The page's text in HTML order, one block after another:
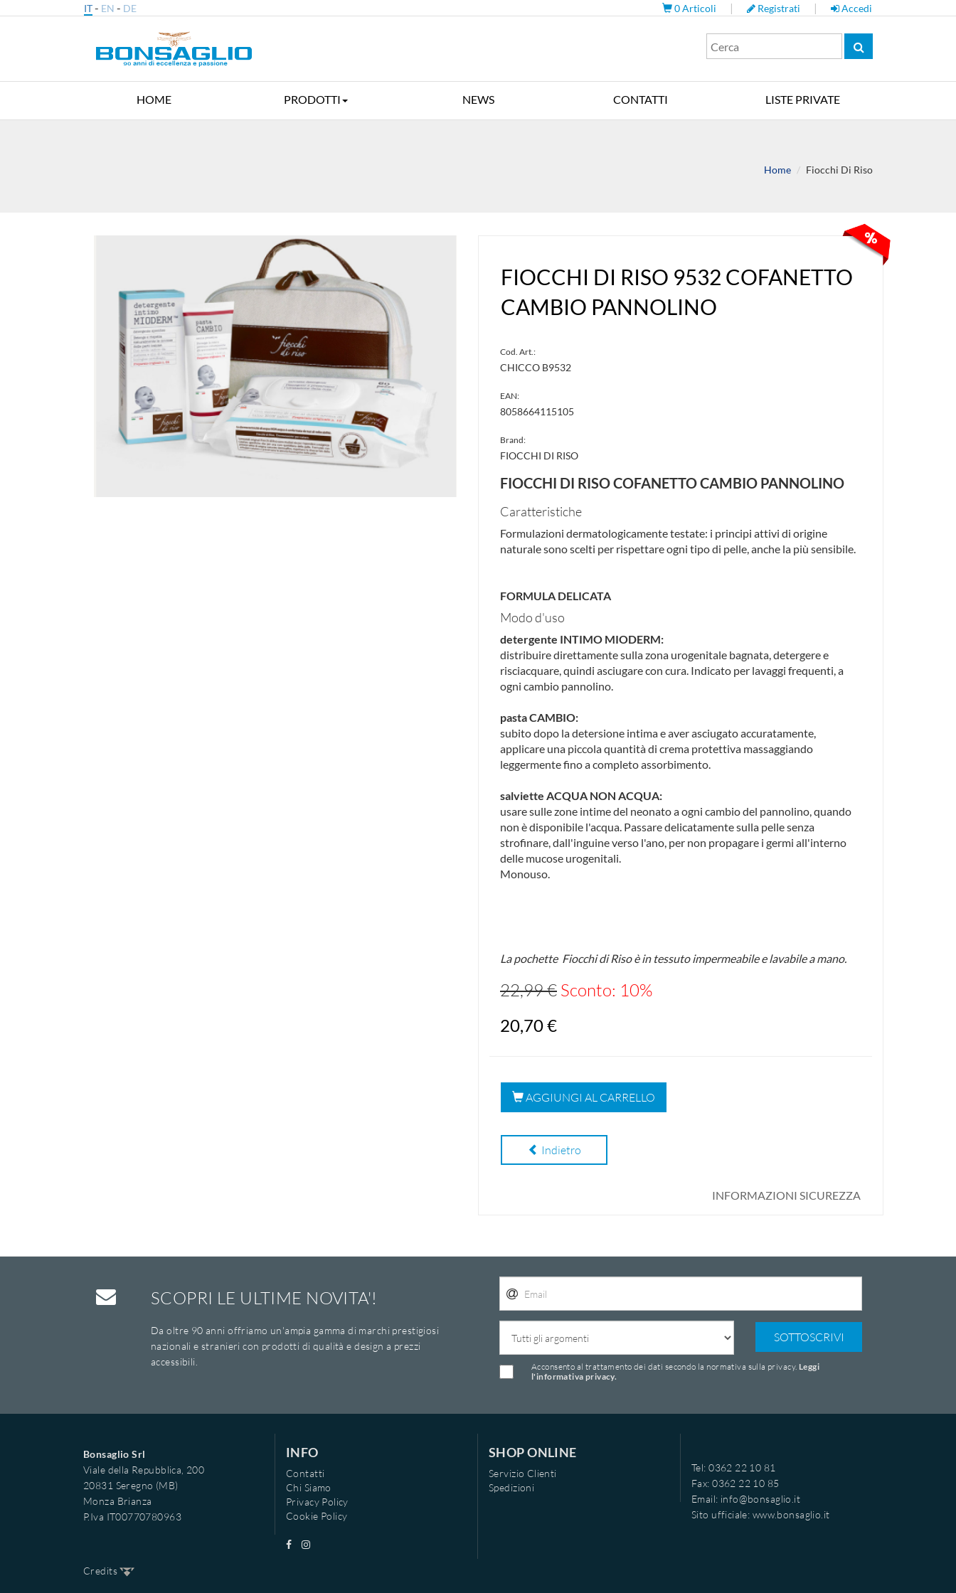
IT- EN - DE 0Articoli | Registrati | Accedi
HOME PRODOTTI NEWS CONTATTI LISTE PRIVATE
Home Fiocchi Di Riso
FIOCCHI DI RISO 9532 COFANETTO
CAMBIO PANNOLINO
Cod. Art.:
CHICCO B9532
EAN:
8058664115105
Brand:
FIOCCHI DI RISO
FIOCCHI DI RISO COFANETTO CAMBIO PANNOLINO
Caratteristiche
Formulazioni dermatologicamente testate: i principi attivi di origine
naturale sono scelti per rispettare ogni tipo di pelle, anche la più sensibile.
FORMULA DELICATA
Modo d'uso
detergente INTIMO MIODERM:
distribuire direttamente sulla zona urogenitale bagnata, detergere e
risciacquare, quindi asciugare con cura. Indicato per lavaggi frequenti, a
ogni cambio pannolino.
pasta CAMBIO:
subito dopo la detersione intima e aver asciugato accuratamente,
applicare una piccola quantità di crema protettiva massaggiando
leggermente fino a completo assorbimento.
salviette ACQUA NON ACQUA:
usare sulle zone intime del neonato a ogni cambio del pannolino, quando
non è disponibile l'acqua. Passare delicatamente sulla pelle senza
strofinare, dall'inguine verso l'ano, per non propagare i germi all'interno
delle mucose urogenitali.
Monouso.
La pochette Fiocchi di Riso è in tessuto impermeabile e lavabile a mano.
22,99 € Sconto: 10%
20,70 €
AGGIUNGI AL CARRELLO
Indietro
INFORMAZIONI SICUREZZA
SCOPRI LE ULTIME NOVITA'!
Da oltre 90 anni offriamo un'ampia gamma di marchi prestigiosi
nazionali e stranieri con prodotti di qualità e design a prezzi
accessibili.
SOTTOSCRIVI
Acconsento al trattamento dei dati secondo la normativa sulla privacy. Leggi
l'informativa privacy.
Bonsaglio Srl
Viale della Repubblica, 200
20831 Seregno (MB)
Monza Brianza
P.Iva IT00770780963
INFO
Contatti
Chi Siamo
Privacy Policy
Cookie Policy
SHOP ONLINE
Servizio Clienti
Spedizioni
Tel: 0362 22 10 81
Fax: 0362 22 10 85
Email: info@bonsaglio.it
Sito ufficiale: www.bonsaglio.it
Credits